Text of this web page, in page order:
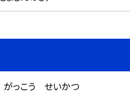
がっこう せいかつ